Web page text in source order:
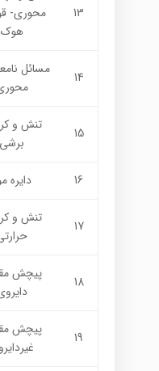
13
محوري-
هوك
14
مسائل
15
تنش و
برشی
16 دایره
17
تنش و
18
پيچش
19
پيچش